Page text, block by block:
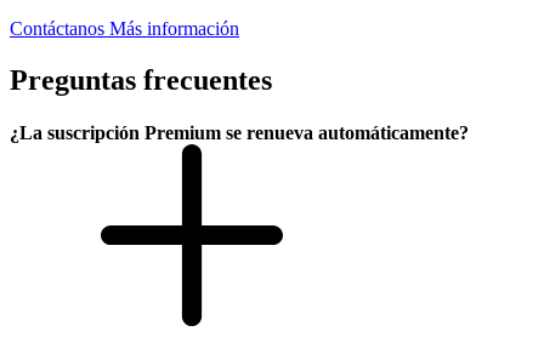
Contáctanos Más información
Preguntas frecuentes
¿La suscripción Premium se renueva automáticamente?